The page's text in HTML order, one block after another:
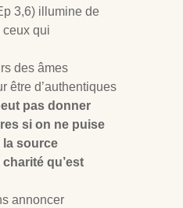
3,6) illumine de
ceux qui
des âmes
être d’authentiques
pas donner
si on ne puise
la source
qu’est
annoncer